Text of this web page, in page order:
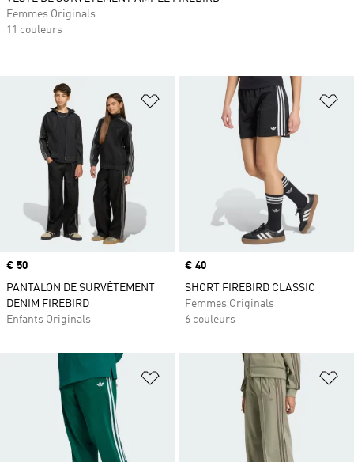
Ajouter à la Liste de produits
Prix
€ 50
PANTALON DE SURVÊTEMENT
DENIM FIREBIRD
Enfants Originals
Prix
€ 40
SHORT FIREBIRD CLASSIC
Femmes Originals
6 couleurs
Ajouter à la Liste de produits
Femmes Originals
11 couleurs